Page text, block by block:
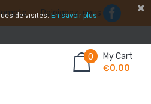
Rejoignez-nous
My Cart
0
€0.00
de visites.En savoir plus.